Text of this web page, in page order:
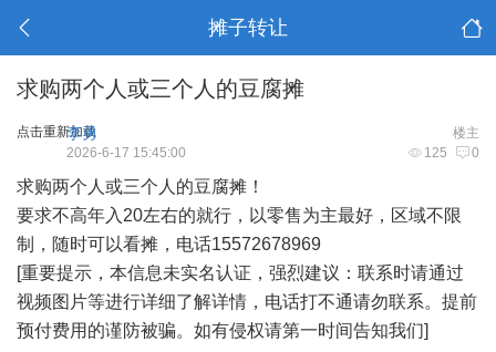
摊子转让
求购两个人或三个人的豆腐摊
点击重新加载 楼主
李勇
125 0
2026-6-17 15:45:00
求购两个人或三个人的豆腐摊！
要求不高年入20左右的就行，以零售为主最好，区域不限
制，随时可以看摊，电话15572678969
[重要提示，本信息未实名认证，强烈建议：联系时请通过
视频图片等进行详细了解详情，电话打不通请勿联系。提前
预付费用的谨防被骗。如有侵权请第一时间告知我们]